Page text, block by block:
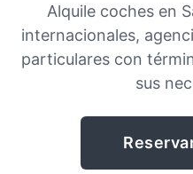
Alquile coches en
internacionales,
particulares con
sus